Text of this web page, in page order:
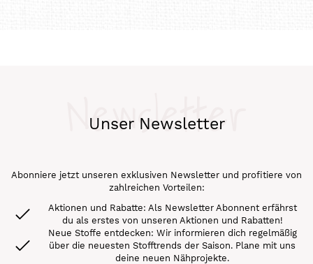
Unser Newsletter
Newsletter
Abonniere jetzt unseren exklusiven Newsletter und profitiere von
zahlreichen Vorteilen:
Aktionen und Rabatte: Als Newsletter Abonnent erfährst
du als erstes von unseren Aktionen und Rabatten!
Neue Stoffe entdecken: Wir informieren dich regelmäßig
über die neuesten Stofftrends der Saison. Plane mit uns
deine neuen Nähprojekte.